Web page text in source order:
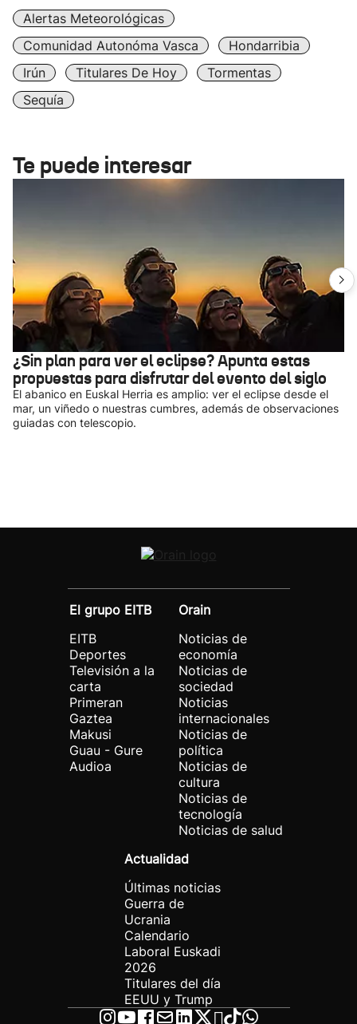
Alertas Meteorológicas
Comunidad Autonóma Vasca
Hondarribia
Irún
Titulares De Hoy
Tormentas
Sequía
Te puede interesar
¿Sin plan para ver el eclipse? Apunta estas
propuestas para disfrutar del evento del siglo
El abanico en Euskal Herria es amplio: ver el eclipse desde el
mar, un viñedo o nuestras cumbres, además de observaciones
guiadas con telescopio.
El grupo EITB
EITB
Deportes
Televisión a la
carta
Primeran
Gaztea
Makusi
Guau - Gure
Audioa
Orain
Noticias de
economía
Noticias de
sociedad
Noticias
internacionales
Noticias de
política
Noticias de
cultura
Noticias de
tecnología
Noticias de salud
Actualidad
Últimas noticias
Guerra de
Ucrania
Calendario
Laboral Euskadi
2026
Titulares del día
EEUU y Trump